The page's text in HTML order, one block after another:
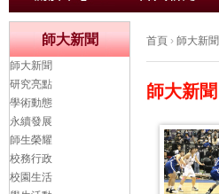
首頁 › 師大新聞
師大新聞
師大新聞
師大新聞
研究亮點
學術動態
永續發展
師生榮耀
校務行政
校園生活